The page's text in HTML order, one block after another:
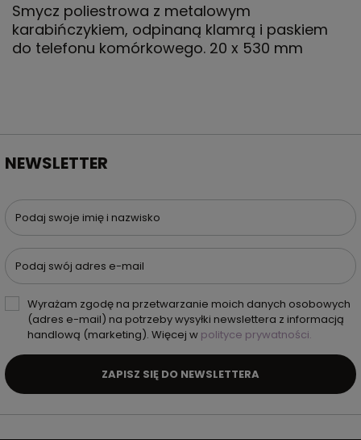
Smycz poliestrowa z metalowym
karabińczykiem, odpinaną klamrą i paskiem
do telefonu komórkowego. 20 x 530 mm
NEWSLETTER
Podaj swoje imię i nazwisko
Podaj swój adres e-mail
Wyrażam zgodę na przetwarzanie moich danych osobowych
(adres e-mail) na potrzeby wysyłki newslettera z informacją
handlową (marketing). Więcej w polityce prywatności.
ZAPISZ SIĘ DO NEWSLETTERA